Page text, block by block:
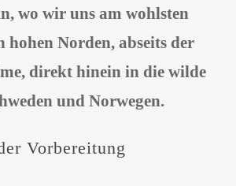
wo wir uns am wohlsten
hohen Norden, abseits der
direkt hinein in die wilde
und Norwegen.
Vorbereitung